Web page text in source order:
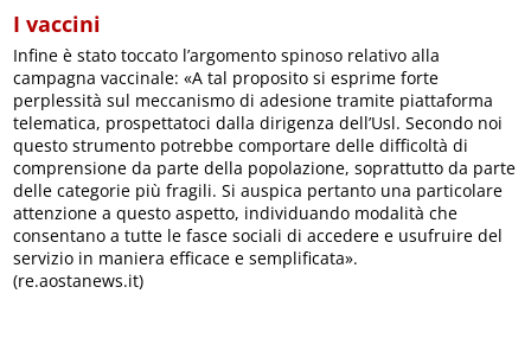
I vaccini
Infine è stato toccato l’argomento spinoso relativo alla
campagna vaccinale: «A tal proposito si esprime forte
perplessità sul meccanismo di adesione tramite piattaforma
telematica, prospettatoci dalla dirigenza dell’Usl. Secondo noi
questo strumento potrebbe comportare delle difficoltà di
comprensione da parte della popolazione, soprattutto da parte
delle categorie più fragili. Si auspica pertanto una particolare
attenzione a questo aspetto, individuando modalità che
consentano a tutte le fasce sociali di accedere e usufruire del
servizio in maniera efficace e semplificata».
(re.aostanews.it)